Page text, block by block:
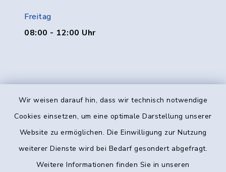
Wir weisen darauf hin, dass wir technisch notwendige
Cookies einsetzen, um eine optimale Darstellung unserer
Website zu ermöglichen. Die Einwilligung zur Nutzung
weiterer Dienste wird bei Bedarf gesondert abgefragt.
Weitere Informationen finden Sie in unseren
Freitag
08:00 - 12:00 Uhr
Kontakt
Datenschutz